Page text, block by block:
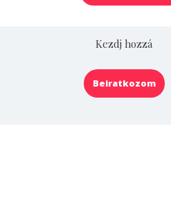
Kezdj hozzá
Beiratkozom